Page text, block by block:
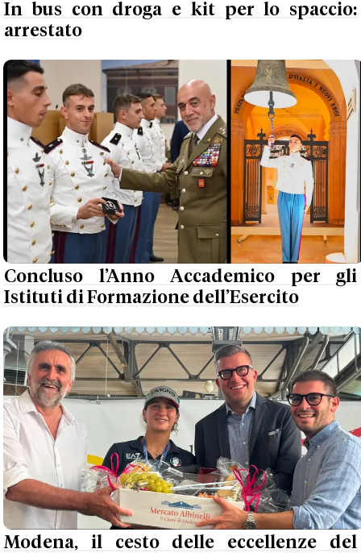
In bus con droga e kit per lo spaccio:
arrestato
Concluso l’Anno Accademico per gli
Istituti di Formazione dell’Esercito
Modena, il cesto delle eccellenze del